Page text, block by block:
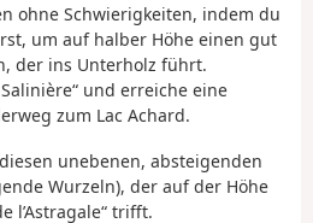
ohne Schwierigkeiten, indem du
um auf halber Höhe einen gut
der ins Unterholz führt.
und erreiche eine
zum Lac Achard.
unebenen, absteigenden
Wurzeln), der auf der Höhe
l’Astragale“ trifft.